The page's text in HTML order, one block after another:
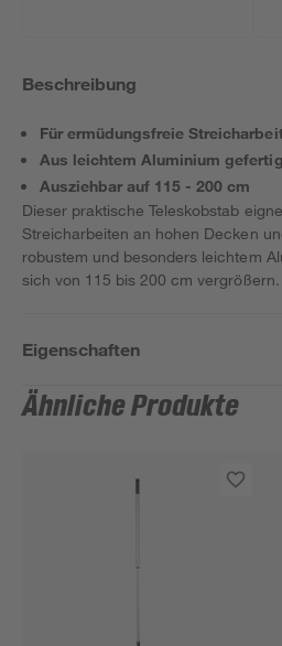
Beschreibung
Für ermüdungsfreie
Aus leichtem Aluminium
Ausziehbar auf 115 - 200 cm
Dieser praktische Teleskobstab
Streicharbeiten an hohen Decken
robustem und besonders leichtem
sich von 115 bis 200 cm vergrößern.
Eigenschaften
Ähnliche Produkte